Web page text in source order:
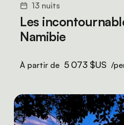
13 nuits
Les
Namibie
À partir de 5 073 $US /